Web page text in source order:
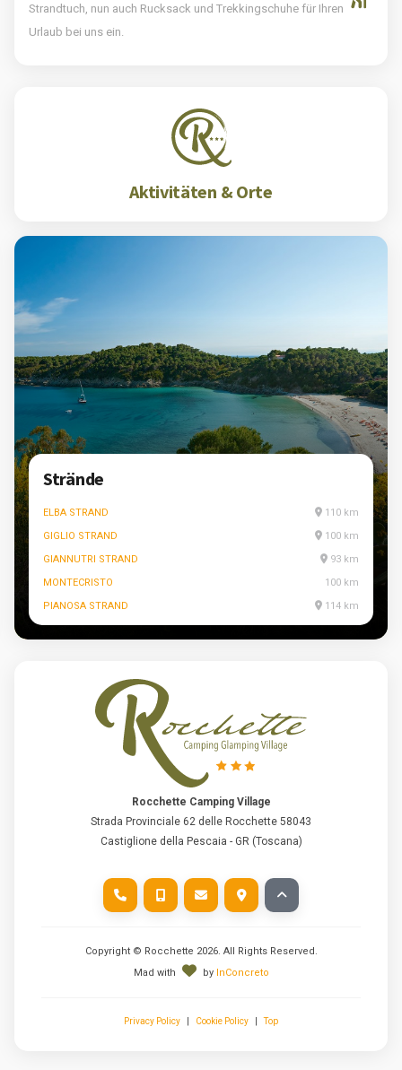
Strandtuch, nun auch Rucksack und Trekkingschuhe für Ihren
Urlaub bei uns ein.
Aktivitäten & Orte
Strände
ELBA STRAND
110 km
GIGLIO STRAND
100 km
GIANNUTRI STRAND
93 km
MONTECRISTO
100 km
PIANOSA STRAND
114 km
Rocchette Camping Village
Strada Provinciale 62 delle Rocchette 58043
Castiglione della Pescaia - GR (Toscana)
Copyright © Rocchette 2026. All Rights Reserved.
Mad with
by InConcreto
Privacy Policy Cookie Policy Top